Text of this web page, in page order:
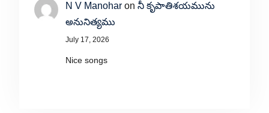
N V Manoharon నీ కృపాతిశయమును
అనునిత్యము
July 17, 2026
Nice songs